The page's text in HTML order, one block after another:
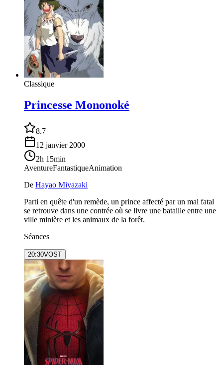
Classique
Princesse Mononoké
8.7
12 janvier 2000
2h 15min
AventureFantastiqueAnimation
De Hayao Miyazaki
Parti en quête d'un remède, un prince affecté par un mal fatal
se retrouve dans une contrée où se livre une bataille entre une
ville minière et les animaux de la forêt.
Séances
20:30VOST